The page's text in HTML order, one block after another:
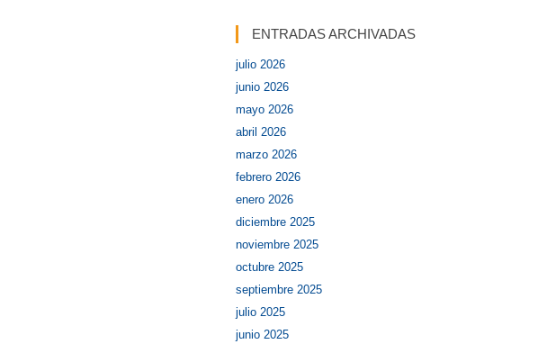
ENTRADAS ARCHIVADAS
julio 2026
junio 2026
mayo 2026
abril 2026
marzo 2026
febrero 2026
enero 2026
diciembre 2025
noviembre 2025
octubre 2025
septiembre 2025
julio 2025
junio 2025